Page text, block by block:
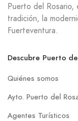
Puerto del
tradición, la
Fuerteventura.
Descubre Puerto
Quiénes somos
Ayto. Puerto del
Agentes Turísticos